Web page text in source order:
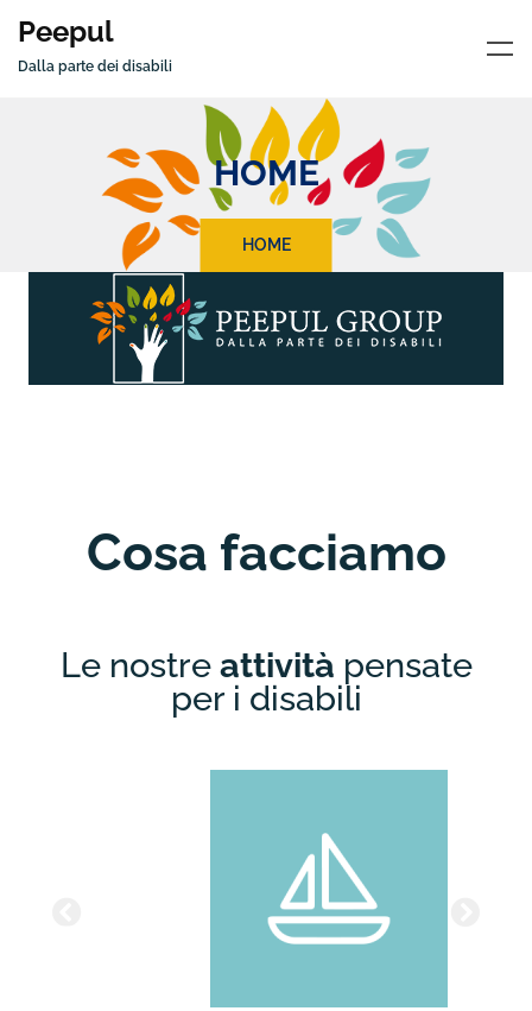
Peepul
Dalla parte dei disabili
HOME
HOME
Cosa facciamo
Le nostre attività pensate
per i disabili